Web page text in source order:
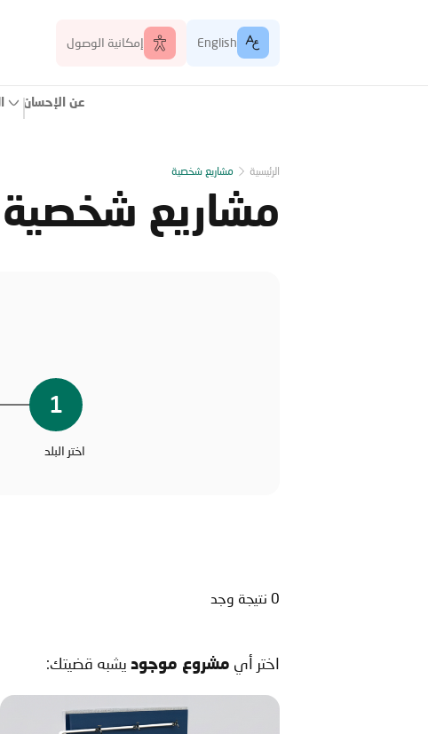
English إمكانية الوصول
عن الإحسان
الرئيسية مشاريع شخصية
مشاريع شخصية
1
اختر البلد
0 نتيجة وجد
اختر أي مشروع موجود يشبه قضيتك: